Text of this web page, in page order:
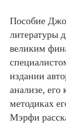
Пособие
литературы
великим
издании
анализе,
методиках
Мэрфи